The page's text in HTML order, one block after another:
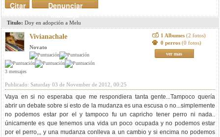
Denunciar
mensaje
Citar
Titulo: Doy en adopción a Melu
Vivianachale
Novato
3 mensajes
1 Albumes (2 fotos)
0 perros (0 fotos)
ver mas
Publicado: Saturday 03 de November de 2012, 00:25
Vaya en si no esperaba que me respondiera tanta gente...Tampoco quería
abrir un debate sobre si esto de la mudanza es una escusa o no...simplemente
no podemos estar por el y tampoco fu un capricho tener perro ni nada..
únicamente es que tenemos una vida un poco ocupada y no podemos estar
por el perro,,, y una mudanza conlleva a un cambio y si encima no podemos